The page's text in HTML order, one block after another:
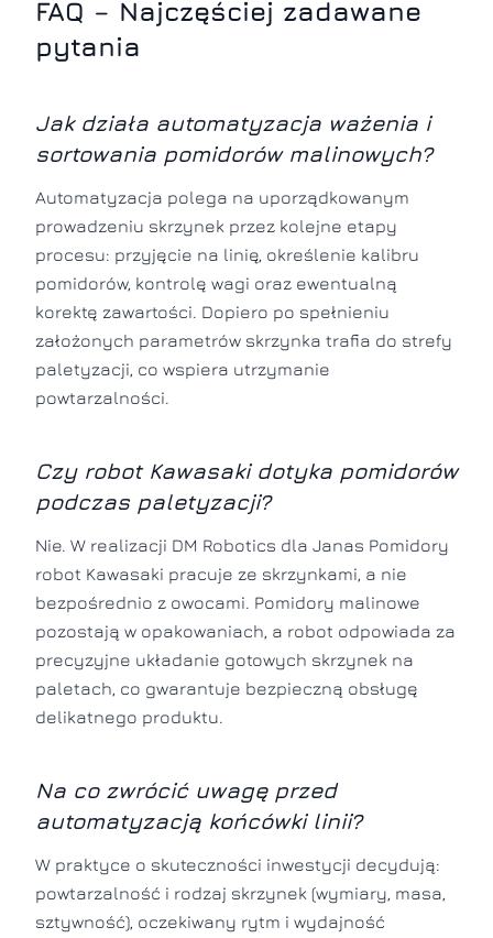
FAQ – Najczęściej zadawane
pytania
Jak działa automatyzacja ważenia i
sortowania pomidorów malinowych?
Automatyzacja polega na uporządkowanym
prowadzeniu skrzynek przez kolejne etapy
procesu: przyjęcie na linię, określenie kalibru
pomidorów, kontrolę wagi oraz ewentualną
korektę zawartości. Dopiero po spełnieniu
założonych parametrów skrzynka trafia do strefy
paletyzacji, co wspiera utrzymanie
powtarzalności.
Czy robot Kawasaki dotyka pomidorów
podczas paletyzacji?
Nie. W realizacji DM Robotics dla Janas Pomidory
robot Kawasaki pracuje ze skrzynkami, a nie
bezpośrednio z owocami. Pomidory malinowe
pozostają w opakowaniach, a robot odpowiada za
precyzyjne układanie gotowych skrzynek na
paletach, co gwarantuje bezpieczną obsługę
delikatnego produktu.
Na co zwrócić uwagę przed
automatyzacją końcówki linii?
W praktyce o skuteczności inwestycji decydują:
powtarzalność i rodzaj skrzynek (wymiary, masa,
sztywność), oczekiwany rytm i wydajność